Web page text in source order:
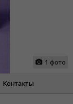
1 фото
Контакты